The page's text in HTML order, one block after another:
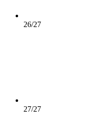
26/27
27/27